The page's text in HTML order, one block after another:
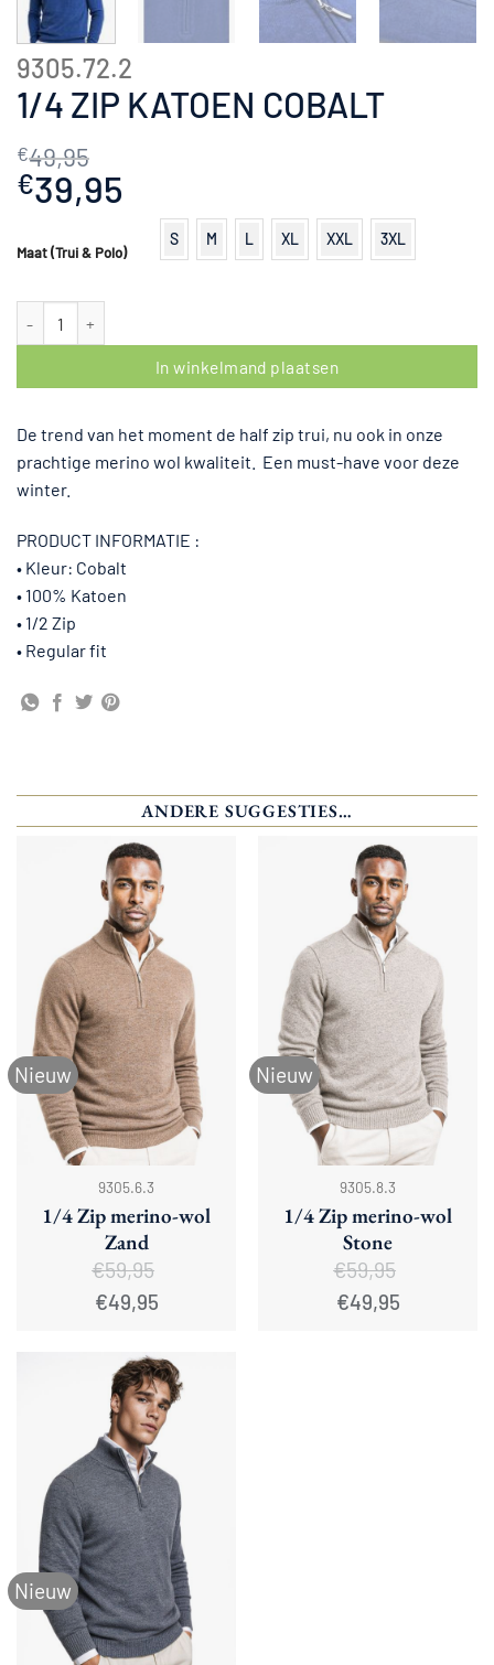
9305.72.2
1/4 ZIP KATOEN COBALT
€49,95
Oorspronkelijke
prijs
€49,95.
€39,95
€39,95.
Maat (Trui & Polo)
S M L XL XXL 3XL
In winkelmand plaatsen
De trend van het moment de half zip trui, nu ook in onze
prachtige merino wol kwaliteit. Een must-have voor deze
winter.
PRODUCT INFORMATIE :
• Kleur: Cobalt
• 100% Katoen
• 1/2 Zip
• Regular fit
ANDERE SUGGESTIES…
Nieuw
9305.6.3
1/4 Zip merino-wol
Zand
€59,95
Oorspronkelijke
prijs
€49,95Huidige
prijs
Nieuw
9305.8.3
1/4 Zip merino-wol
Stone
€59,95
Oorspronkelijke
prijs
€49,95Huidige
prijs
Nieuw